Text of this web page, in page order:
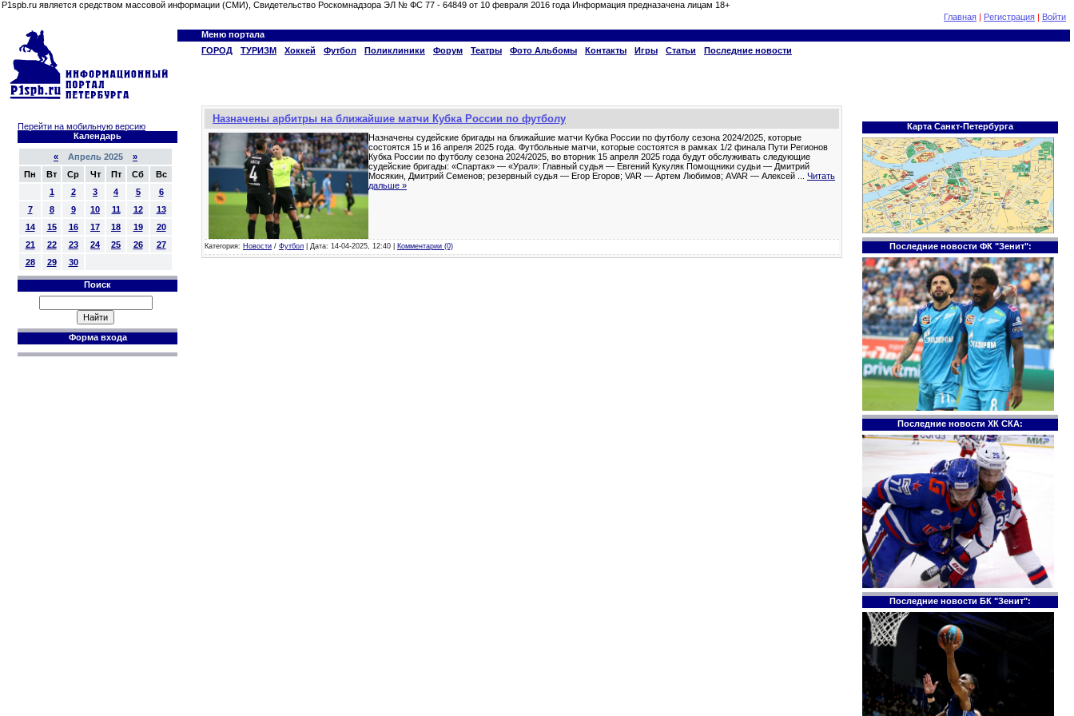
P1spb.ru является средством массовой информации (СМИ), Свидетельство Роскомнадзора ЭЛ № ФС 77 - 64849 от 10 февраля 2016 года Информация предназачена лицам 18+
Главная | Регистрация | Войти
Меню портала
ГОРОД
ТУРИЗМ Хоккей Футбол Поликлиники Форум Театры Фото Альбомы Контакты Игры Статьи Последние новости
Перейти на мобильную версию
Календарь
« Апрель 2025 »
Пн
Вт Ср Чт Пт Сб
Вс
1
2 3 4 5
6
7
8 9 10 11 12
13
14
15 16 17 18 19
20
21
22 23 24 25 26
27
28
29 30
Поиск
Форма входа
Назначены арбитры на ближайшие матчи Кубка России по футболу
Назначены судейские бригады на ближайшие матчи Кубка России по футболу сезона 2024/2025, которые
состоятся 15 и 16 апреля 2025 года. Футбольные матчи, которые состоятся в рамках 1/2 финала Пути Регионов
Кубка России по футболу сезона 2024/2025, во вторник 15 апреля 2025 года будут обслуживать следующие
судейские бригады: «Спартак» — «Урал»: Главный судья — Евгений Кукуляк Помощники судьи — Дмитрий
Мосякин, Дмитрий Семенов; резервный судья — Егор Егоров; VAR — Артем Любимов; АVAR — Алексей
Читать
дальше »
Категория: Новости / Футбол | Дата: 14-04-2025, 12:40 | Комментарии (0)
Карта Санкт-Петербурга
Последние новости ФК "Зенит":
Последние новости ХК СКА:
Последние новости БК "Зенит":